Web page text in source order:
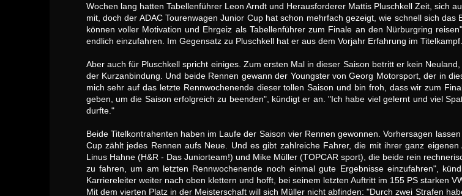
Wochen lang hatten Tabellenführer Leon Arndt und Herausforderer Mattis Pluschkell Zeit, sich
mit, doch der ADAC Tourenwagen Junior Cup hat schon mehrfach gezeigt, wie schnell sich
können voller Motivation und Ehrgeiz als Tabellenführer zum Finale an den Nürburgring
endlich einzufahren. Im Gegensatz zu Pluschkell hat er aus dem Vorjahr Erfahrung im Titelkampf.
Aber auch für Pluschkell spricht einiges. Zum ersten Mal in dieser Saison betritt er kein
der Kurzanbindung. Und beide Rennen gewann der Youngster von Georg Motorsport, der in
mich sehr auf das letzte Rennwochenende dieser tollen Saison und bin froh, dass wir zum
geben, um die Saison erfolgreich zu beenden", kündigt er an. "Ich habe viel gelernt und viel
durfte."
Beide Titelkontrahenten haben im Laufe der Saison vier Rennen gewonnen. Vorhersagen
Cup zählt jedes Rennen aufs Neue. Und es gibt zahlreiche Fahrer, die mit ihrer ganz
Linus Hahne (H&R - Das Juniorteam!) und Mike Müller (TOPCAR sport), die beide rein
zu fahren, um am letzten Rennwochenende noch einmal gute Ergebnisse einzufahren",
Karriereleiter weiter nach oben klettern und hofft, bei seinem letzten Auftritt im 155 PS starken
Mit dem vierten Platz in der Meisterschaft will sich Müller nicht abfinden: "Durch zwei Strafen